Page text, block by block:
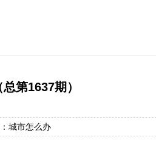
第1637期）
城市怎么办